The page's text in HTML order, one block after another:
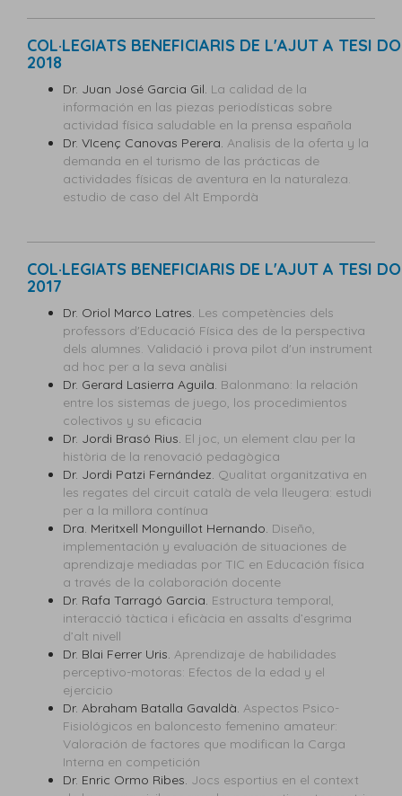
COL·LEGIATS BENEFICIARIS DE L'AJUT A TESI
2018
Dr. Juan José Garcia Gil. La calidad de la
información en las piezas periodísticas sobre
actividad física saludable en la prensa española
Dr. VIcenç Canovas Perera. Analisis de la oferta y la
demanda en el turismo de las prácticas de
actividades físicas de aventura en la naturaleza.
estudio de caso del Alt Empordà
COL·LEGIATS BENEFICIARIS DE L'AJUT A TESI
2017
Dr. Oriol Marco Latres. Les competències dels
professors d'Educació Física des de la perspectiva
dels alumnes. Validació i prova pilot d'un instrument
ad hoc per a la seva anàlisi
Dr. Gerard Lasierra Aguila. Balonmano: la relación
entre los sistemas de juego, los procedimientos
colectivos y su eficacia
Dr. Jordi Brasó Rius. El joc, un element clau per la
història de la renovació pedagògica
Dr. Jordi Patzi Fernández. Qualitat organitzativa en
les regates del circuit català de vela lleugera: estudi
per a la millora contínua
Dra. Meritxell Monguillot Hernando. Diseño,
implementación y evaluación de situaciones de
aprendizaje mediadas por TIC en Educación física
a través de la colaboración docente
Dr. Rafa Tarragó Garcia. Estructura temporal,
interacció tàctica i eficàcia en assalts d’esgrima
d’alt nivell
Dr. Blai Ferrer Uris. Aprendizaje de habilidades
perceptivo-motoras: Efectos de la edad y el
ejercicio
Dr. Abraham Batalla Gavaldà. Aspectos Psico-
Fisiológicos en baloncesto femenino amateur:
Valoración de factores que modifican la Carga
Interna en competición
Dr. Enric Ormo Ribes. Jocs esportius en el context